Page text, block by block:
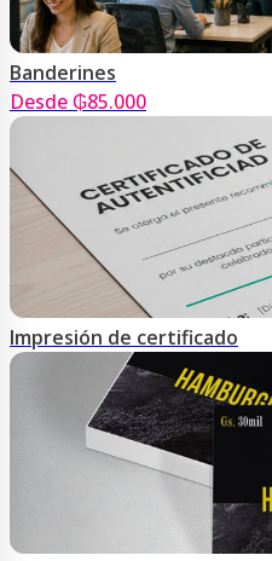
Banderines
Desde ₲85.000
Impresión de certificado